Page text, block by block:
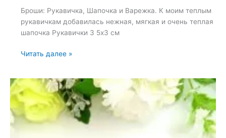
Броши: Рукавичка, Шапочка и Варежка. К моим теплым
рукавичкам добавилась нежная, мягкая и очень теплая
шапочка Рукавички 3 5х3 см
Броши:
и
Варежка
—
13
октября
Читать далее »